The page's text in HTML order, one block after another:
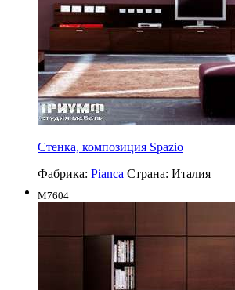
Стенка, композиция Spazio
Фабрика: Pianca Страна: Италия
M7604